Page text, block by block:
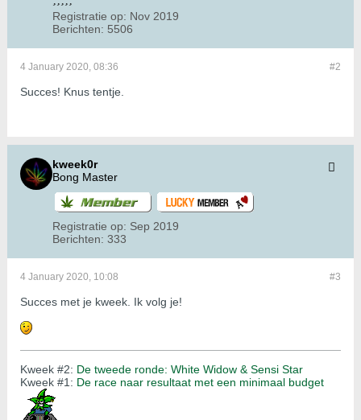
Registratie op: Nov 2019
Berichten: 5506
#2
4 January 2020, 08:36
Succes! Knus tentje.
kweek0r
Bong Master
Registratie op: Sep 2019
Berichten: 333
#3
4 January 2020, 10:08
Succes met je kweek. Ik volg je!
Kweek #2: De tweede ronde: White Widow & Sensi Star
Kweek #1: De race naar resultaat met een minimaal budget